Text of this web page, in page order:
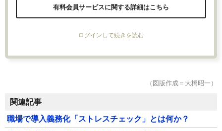
有料会員サービスに関する詳細はこちら
ログインして続きを読む
（図版作成＝大橋昭一）
関連記事
職場で導入義務化「ストレスチェック」とは何か？